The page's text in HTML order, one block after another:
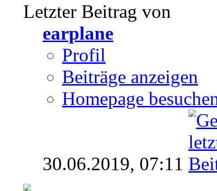
Letzter Beitrag von
earplane
Profil
Beiträge anzeigen
Homepage
30.06.2019, 07:11